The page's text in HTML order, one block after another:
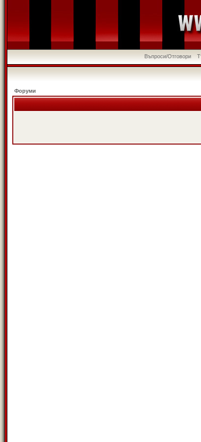
Въпроси/Отговори
Форуми